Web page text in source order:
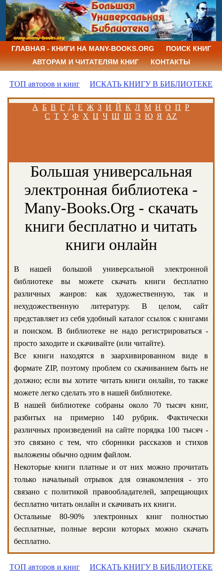
ГЛАВНАЯ - КНИГИ НА MANY-BOOKS.ORG
ПОИСК КНИГ
АВТОРАМ И ЧИТАТЕЛЯМ КНИГ
КОНТАКТЫ
ТОП авторов и книг ИСКАТЬ КНИГУ В БИБЛИОТЕКЕ
А Б В Г Д Е Ж З И Й К Л М Н О П Р
С Т У Ф Х Ц Ч Ш Щ Э Ю Я AZ
Большая универсальная
электронная библиотека -
Many-Books.Org - скачать
книги бесплатно и читать
книги онлайн
В нашей большой универсальной электронной
библиотеке вы можете скачать книги бесплатно
различных жанров: как художественную, так и
нехудожественную литературу. В целом, сайт
представляет из себя удобный каталог ссылок с книгами
и поиском. В библиотеке не надо регистрироваться -
просто заходите и скачивайте (или читайте).
Все книги находятся в заархивированном виде в
формате ZIP, поэтому проблем со скачиванием быть не
должно; если вы хотите читать книги онлайн, то также
можете легко сделать это в нашей библиотеке.
В нашей библиотеке собраны около 70 тысяч книг,
разбитых на примерно 140 рубрик. Фактически
различных произведений на сайте порядка 100 тысяч -
это связано с тем, что сборники рассказов и стихов
выложены обычно одним файлом.
Некоторые книги платные и от них можно прочитать
только начальный отрывок для ознакомления - это
связано с политикой правообладателей, запрещающих
бесплатно читать онлайн и скачивать их книги.
Остальные 80-90% электронных книг полностью
бесплатные, полные версии которых можно скачать
бесплатно.
ТОП авторов и книг ИСКАТЬ КНИГУ В БИБЛИОТЕКЕ